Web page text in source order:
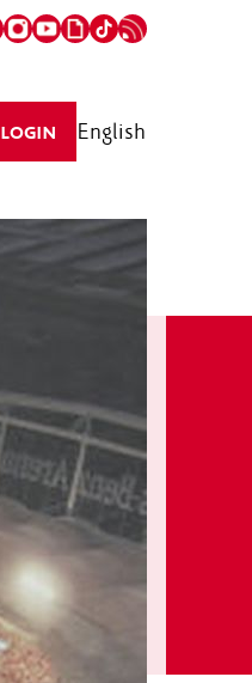
LOGIN English